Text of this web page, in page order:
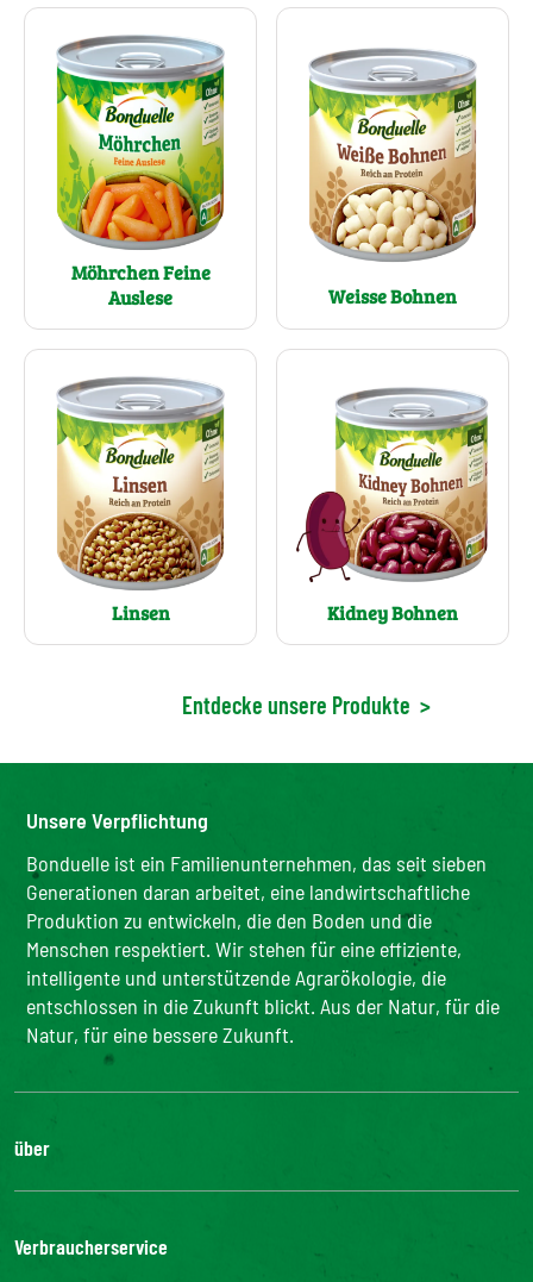
Möhrchen Feine
Auslese
Weisse Bohnen
Linsen Kidney Bohnen
Entdecke unsere Produkte >
Unsere Verpflichtung
Bonduelle ist ein Familienunternehmen, das seit sieben
Generationen daran arbeitet, eine landwirtschaftliche
Produktion zu entwickeln, die den Boden und die
Menschen respektiert. Wir stehen für eine effiziente,
intelligente und unterstützende Agrarökologie, die
entschlossen in die Zukunft blickt. Aus der Natur, für die
Natur, für eine bessere Zukunft.
über
Die Gruppe
Bonduelle-Stiftung
Verbraucherservice